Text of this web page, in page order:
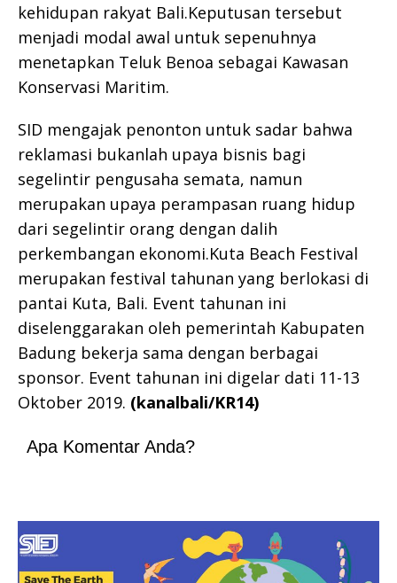
kehidupan rakyat Bali.Keputusan tersebut
menjadi modal awal untuk sepenuhnya
menetapkan Teluk Benoa sebagai Kawasan
Konservasi Maritim.
SID mengajak penonton untuk sadar bahwa
reklamasi bukanlah upaya bisnis bagi
segelintir pengusaha semata, namun
merupakan upaya perampasan ruang hidup
dari segelintir orang dengan dalih
perkembangan ekonomi.Kuta Beach Festival
merupakan festival tahunan yang berlokasi di
pantai Kuta, Bali. Event tahunan ini
diselenggarakan oleh pemerintah Kabupaten
Badung bekerja sama dengan berbagai
sponsor. Event tahunan ini digelar dati 11-13
Oktober 2019. (kanalbali/KR14)
Apa Komentar Anda?